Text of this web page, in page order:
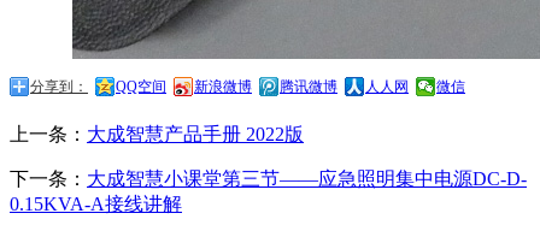
分享到： QQ空间 新浪微博 腾讯微博 人人网 微信
上一条： 大成智慧产品手册 2022版
下一条： 大成智慧小课堂第三节——应急照明集中电源DC-D-
0.15KVA-A接线讲解